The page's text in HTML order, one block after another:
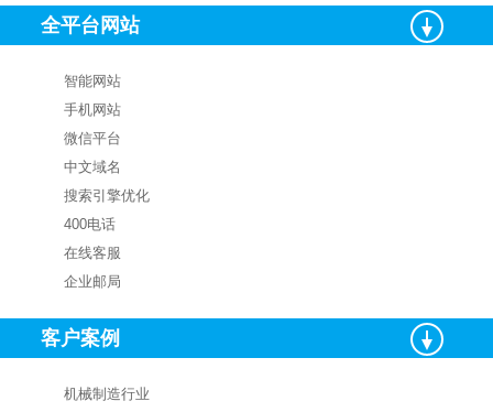
全平台网站
智能网站
手机网站
微信平台
中文域名
搜索引擎优化
400电话
在线客服
企业邮局
客户案例
机械制造行业